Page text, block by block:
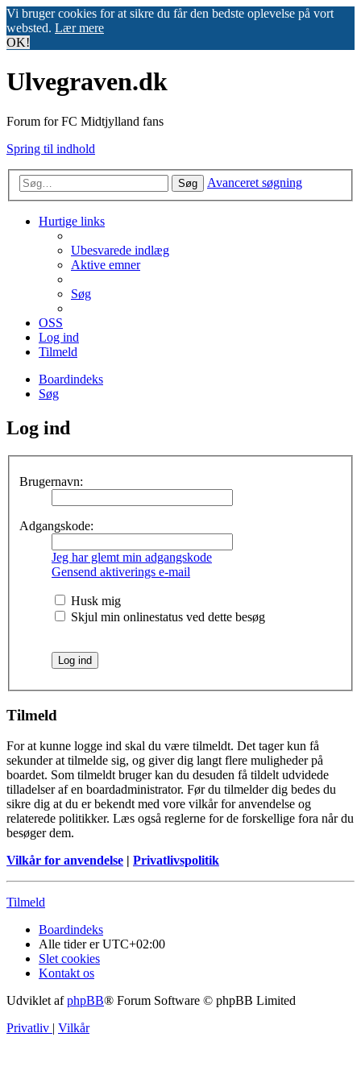
Vi bruger cookies for at sikre du får den bedste oplevelse på vort
websted. Lær mere
OK!
Ulvegraven.dk
Forum for FC Midtjylland fans
Spring til indhold
Søg Avanceret søgning
Hurtige links
Ubesvarede indlæg
Aktive emner
Søg
OSS
Log ind
Tilmeld
Boardindeks
Søg
Log ind
Brugernavn:
Adgangskode:
Jeg har glemt min adgangskode
Gensend aktiverings e-mail
Husk mig
Skjul min onlinestatus ved dette besøg
Tilmeld
For at kunne logge ind skal du være tilmeldt. Det tager kun få
sekunder at tilmelde sig, og giver dig langt flere muligheder på
boardet. Som tilmeldt bruger kan du desuden få tildelt udvidede
tilladelser af en boardadministrator. Før du tilmelder dig bedes du
sikre dig at du er bekendt med vore vilkår for anvendelse og
relaterede politikker. Læs også reglerne for de forskellige fora når du
besøger dem.
Vilkår for anvendelse | Privatlivspolitik
Tilmeld
Boardindeks
Alle tider erUTC+02:00
Slet cookies
Kontakt os
Udviklet afphpBB® Forum Software © phpBB Limited
Privatliv | Vilkår